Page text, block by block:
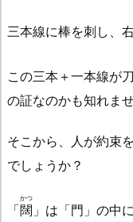
三本線に棒を刺し、
この三本＋一本線が
の証なのかも知れま
そこから、人が約束
でしょうか？
「闊
かつ
」は「門」の中